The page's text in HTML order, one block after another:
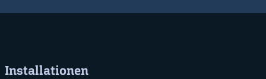
Installationen